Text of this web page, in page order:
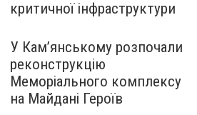
критичної інфраструктури
У Кам’янському розпочали
реконструкцію
Меморіального комплексу
на Майдані Героїв